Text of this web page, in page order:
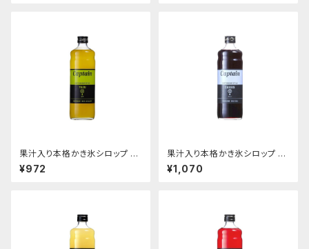
果汁入り本格かき氷シロップ ゆ
ず柚子 600ｍｌビン
¥972
果汁入り本格かき氷シロップ カ
シス 600ｍｌビン
¥1,070